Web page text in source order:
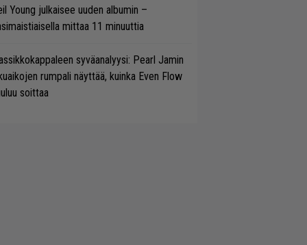
Young julkaisee uuden albumin –
mittaa 11 minuuttia
syväanalyysi: Pearl Jamin
rumpali näyttää, kuinka Even Flow
soittaa